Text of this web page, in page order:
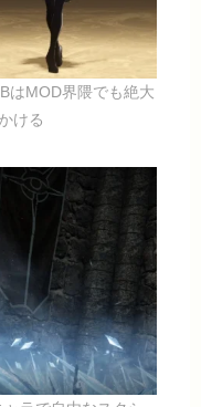
はMOD界隈でも絶大
ける